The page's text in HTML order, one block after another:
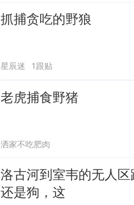
抓捕贪吃的野狼
星辰迷 1跟贴
老虎捕食野猪
洒家不吃肥肉
洛古河到室韦的无人
还是狗，这